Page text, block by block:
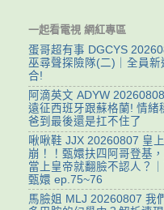
一起看電視 網紅專區
蛋哥超有事 DGCYS
巫尋聲探險隊(二)｜全員新
合!
阿滴英文 ADYW
遠征西班牙跟蘇格蘭! 情緒
爸到最後還是扛不住了
啾啾鞋 JJX 20260807 皇
崩！！甄嬛扶四阿哥登基
當上皇帝就翻臉不認人？
甄嬛 ep.75~76
馬臉姐 MLJ 20260807 我